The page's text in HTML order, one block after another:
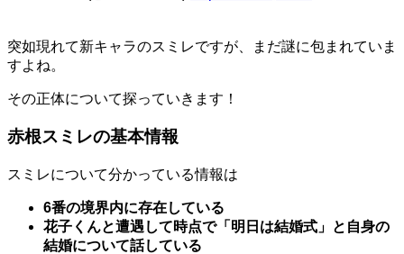
突如現れて新キャラのスミレですが、まだ謎に包まれていま
すよね。
その正体について探っていきます！
赤根スミレの基本情報
スミレについて分かっている情報は
6番の境界内に存在している
花子くんと遭遇して時点で「明日は結婚式」と自身の
結婚について話している